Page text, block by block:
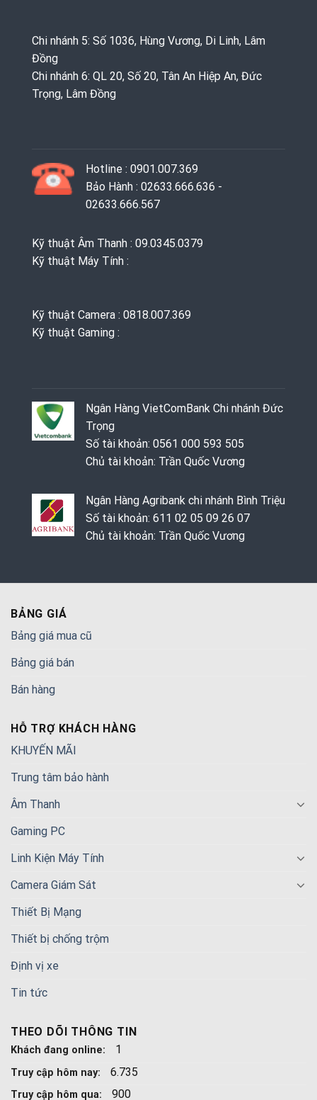
Chi nhánh 5: Số 1036, Hùng Vương, Di Linh, Lâm
Đồng
Chi nhánh 6: QL 20, Số 20, Tân An Hiệp An, Đức
Trọng, Lâm Đồng
Hotline : 0901.007.369
Bảo Hành : 02633.666.636 -
02633.666.567
Kỹ thuật Âm Thanh : 09.0345.0379
Kỹ thuật Máy Tính :
Kỹ thuật Camera : 0818.007.369
Kỹ thuật Gaming ‭: ‬
Ngân Hàng VietComBank Chi nhánh Đức
Trọng
Số tài khoản: 0561 000 593 505
Chủ tài khoản: Trần Quốc Vương
Ngân Hàng Agribank chi nhánh Bình Triệu
Số tài khoản: 611 02 05 09 26 07
Chủ tài khoản: Trần Quốc Vương
BẢNG GIÁ
Bảng giá mua cũ
Bảng giá bán
Bán hàng
HỖ TRỢ KHÁCH HÀNG
KHUYẾN MÃI
Trung tâm bảo hành
Âm Thanh
Gaming PC
Linh Kiện Máy Tính
Camera Giám Sát
Thiết Bị Mạng
Thiết bị chống trộm
Định vị xe
Tin tức
THEO DÕI THÔNG TIN
Khách đang online: 1
Truy cập hôm nay: 6.735
Truy cập hôm qua: 900